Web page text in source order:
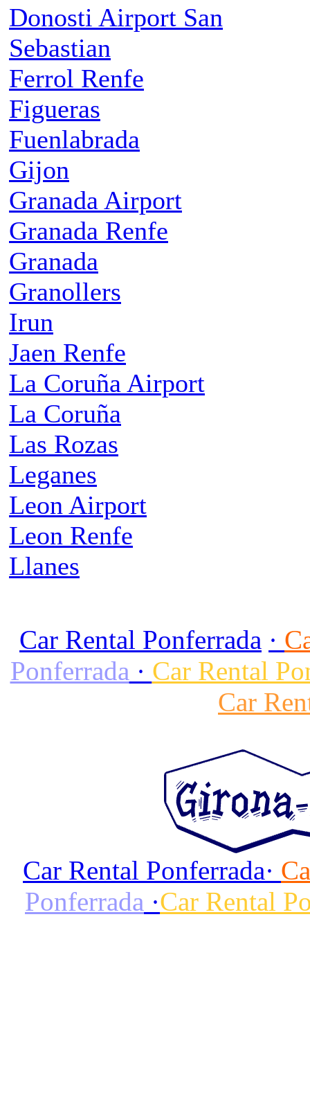
Donosti Airport San
Sebastian
Ferrol Renfe
Figueras
Fuenlabrada
Gijon
Granada Airport
Granada Renfe
Granada
Granollers
Irun
Jaen Renfe
La Coruña Airport
La Coruña
Las Rozas
Leganes
Leon Airport
Leon Renfe
Llanes
Car Rental Ponferrada ·
Ponferrada · Car Rental
Car
Car Rental Ponferrada·
Ponferrada ·Car Rental